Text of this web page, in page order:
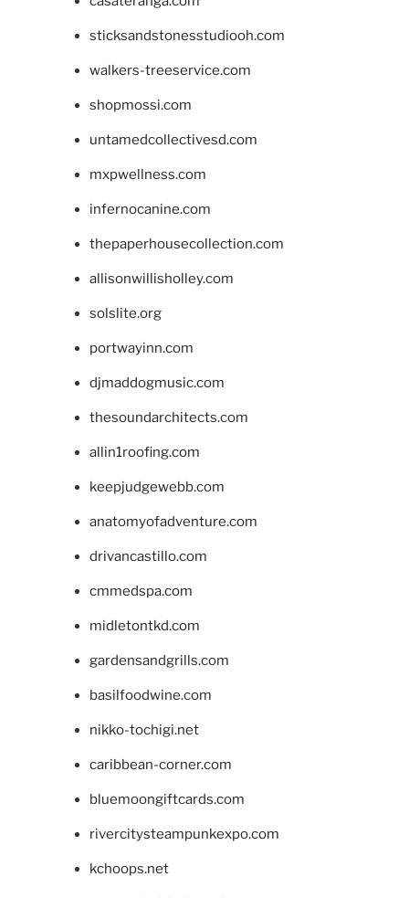
sticksandstonesstudiooh.com
walkers-treeservice.com
shopmossi.com
untamedcollectivesd.com
mxpwellness.com
infernocanine.com
thepaperhousecollection.com
allisonwillisholley.com
solslite.org
portwayinn.com
djmaddogmusic.com
thesoundarchitects.com
allin1roofing.com
keepjudgewebb.com
anatomyofadventure.com
drivancastillo.com
cmmedspa.com
midletontkd.com
gardensandgrills.com
basilfoodwine.com
nikko-tochigi.net
caribbean-corner.com
bluemoongiftcards.com
rivercitysteampunkexpo.com
kchoops.net